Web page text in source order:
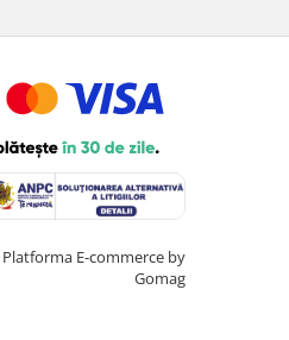
Platforma E-commerce by
Gomag